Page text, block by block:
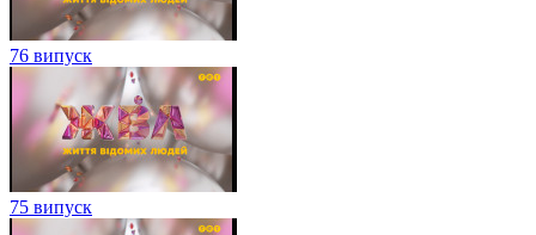
76 випуск
75 випуск